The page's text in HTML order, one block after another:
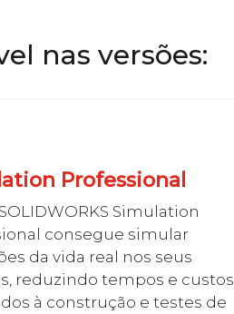
nas versões:
Professional
Simulation
consegue simular
da vida real nos seus
reduzindo tempos e custos
à construção e testes de